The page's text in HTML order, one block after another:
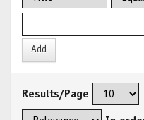
Results/Page